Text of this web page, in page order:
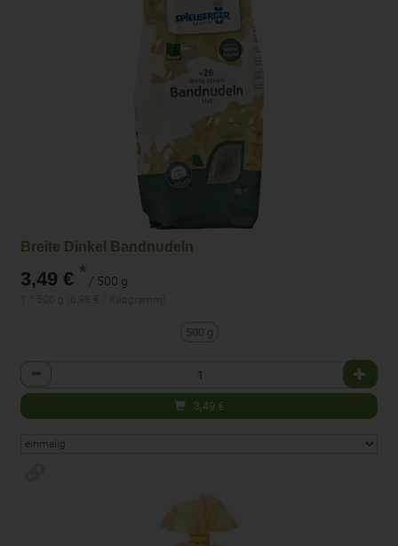
Breite Dinkel Bandnudeln
3,49 € * / 500 g
500 g
Anzahl
3,49 €